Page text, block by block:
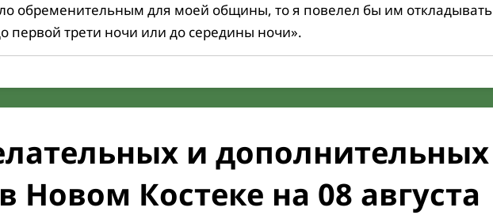
обременительным для моей общины, то я повелел бы им откладывать
первой трети ночи или до середины ночи».
и дополнительных
Новом Костеке на 08 августа